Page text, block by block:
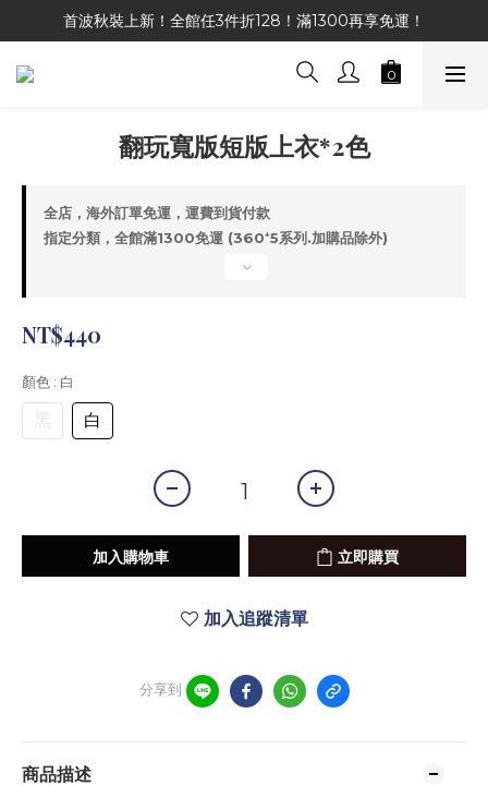
首波秋裝上新！全館任3件折128！滿1300再享免運！
翻玩寬版短版上衣*2色
全店，海外訂單免運，運費到貨付款
指定分類，全館滿1300免運 (360⁺5系列.加購品除外)
NT$440
顏色 : 白
黑 白
加入購物車 立即購買
加入追蹤清單
分享到
商品描述